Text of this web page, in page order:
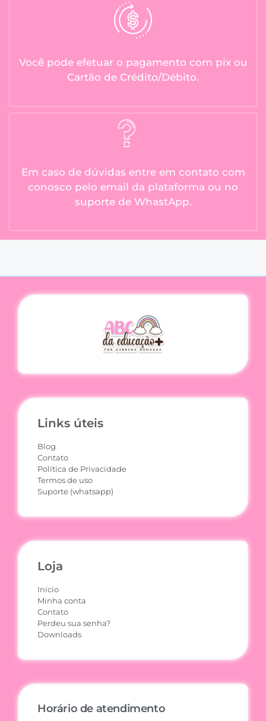
Você pode efetuar o pagamento com pix ou
Cartão de Crédito/Débito.
Em caso de dúvidas entre em contato com
conosco pelo email da plataforma ou no
suporte de WhastApp.
Links úteis
Blog
Contato
Política de Privacidade
Termos de uso
Suporte (whatsapp)
Loja
Início
Minha conta
Contato
Perdeu sua senha?
Downloads
Horário de atendimento